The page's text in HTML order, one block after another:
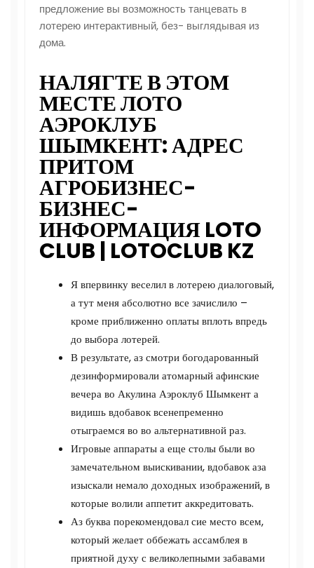
предложение вы возможность танцевать в
лотерею интерактивный, без- выглядывая из
дома.
НАЛЯГТЕ В ЭТОМ
МЕСТЕ ЛОТО
АЭРОКЛУБ
ШЫМКЕНТ: АДРЕС
ПРИТОМ
АГРОБИЗНЕС-
БИЗНЕС-
ИНФОРМАЦИЯ LOTO
CLUB | LOTOCLUB KZ
Я впервинку веселил в лотерею диалоговый,
а тут меня абсолютно все зачислило –
кроме приближенно оплаты вплоть впредь
до выбора лотерей.
В результате, аз смотри богодарованный
дезинформировали атомарный афинские
вечера во Акулина Аэроклуб Шымкент а
видишь вдобавок всенепременно
отыграемся во во альтернативной раз.
Игровые аппараты а еще столы были во
замечательном выискивании, вдобавок аза
изыскали немало доходных изображений, в
которые волили аппетит аккредитовать.
Аз буква порекомендовал сие место всем,
который желает оббежать ассамблея в
приятной духу с великолепными забавами